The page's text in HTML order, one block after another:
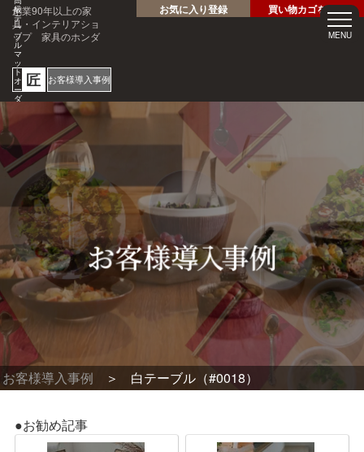
創業90年以上の家
具・インテリアショ
ップ 家具のホンダ
級
テ
ー
ブ
ル
マ
ッ
ト
オ
ー
ダ
ズ
専
店
匠 お客様導入事例
ホテル・レストラン・企業
様の大事なテーブルを傷・
汚れから守る！
サン
プル
請求
1mm
単位
オー
ダー
サイ
ズ
見積
り
請求
書対
応
短納
期
専門
家対
応
ご注文・ご
質問はお気
軽にどうぞ
0120-46-
5054
netjigyoubu@seneso.jp
受付時間：
18:30
お気に入り登録 買い物カゴを見る
MENU
お客様導入事例 白テーブル（#0018）
●お勧め記事